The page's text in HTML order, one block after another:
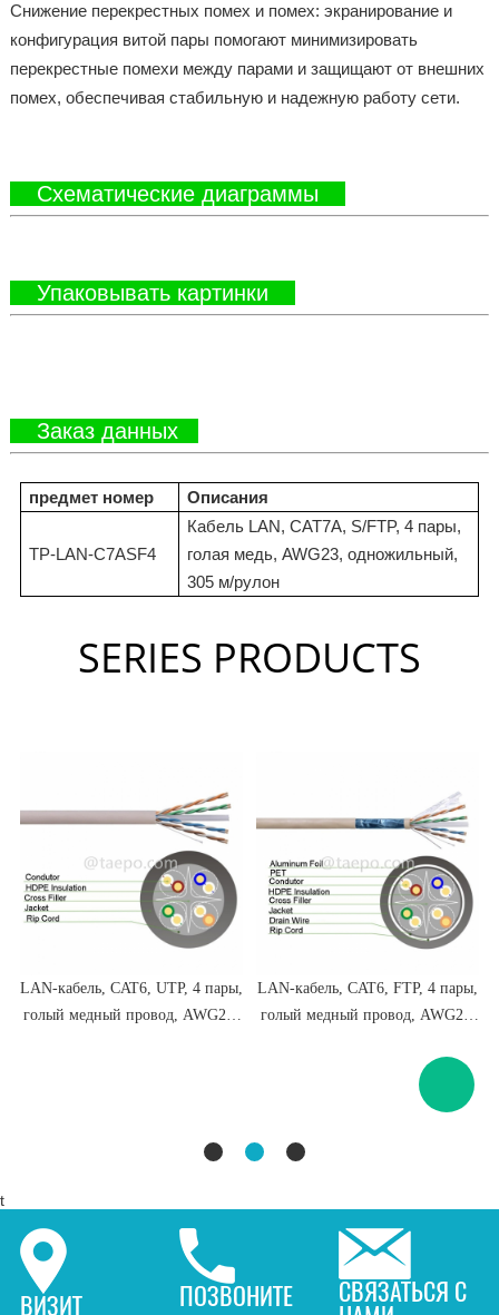
Снижение перекрестных помех и помех: экранирование и
конфигурация витой пары помогают минимизировать
перекрестные помехи между парами и защищают от внешних
помех, обеспечивая стабильную и надежную работу сети.
Схематические диаграммы
Упаковывать картинки
Заказ данных
предмет номер Описания
TP-LAN-C7ASF4
Кабель LAN, CAT7A, S/FTP, 4 пары,
голая медь, AWG23, одножильный,
305 м/рулон
SERIES PRODUCTS
LAN-кабель, CAT6, UTP, 4 пары,
голый медный провод, AWG23,
LAN-кабель, CAT6, FTP, 4 пары,
голый медный провод, AWG23,
t
ВИЗИТ ПОЗВОНИТЕ СВЯЗАТЬСЯ С